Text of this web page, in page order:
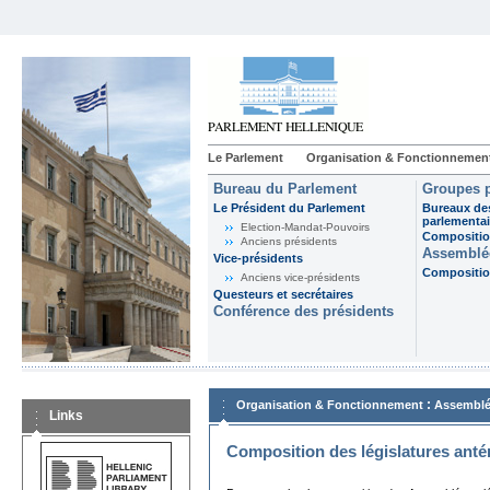
Le Parlement Organisation &
Bureau du Parlement
Le Président du Parlement
Election-Mandat-Pouvoirs
Anciens présidents
Vice-présidents
Anciens vice-présidents
Questeurs et secrétaires
Conférence des présidents
Groupes
Bureaux
Links
Organisation & Fonctionnement :
Composition des législatures